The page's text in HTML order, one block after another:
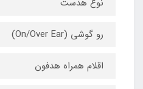
رو گوشی (On/Over Ear)
اقلام همراه هدفون